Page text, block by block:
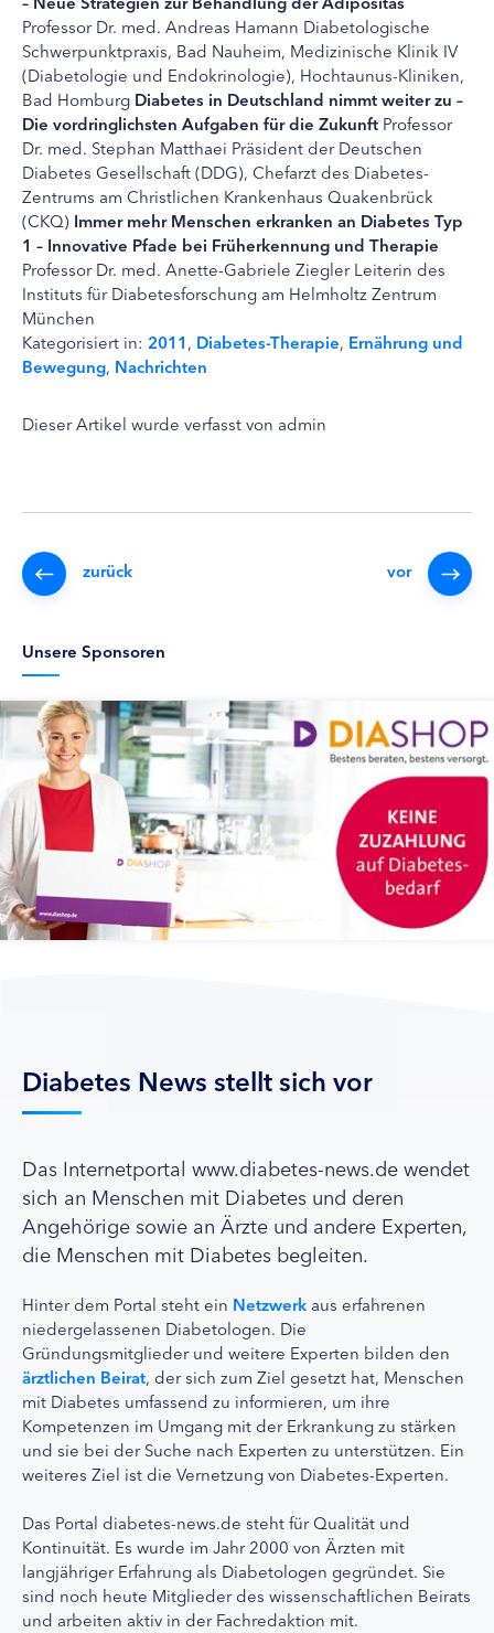
Professor Dr. med. Andreas Hamann Diabetologische
Schwerpunktpraxis, Bad Nauheim, Medizinische Klinik IV
(Diabetologie und Endokrinologie), Hochtaunus-Kliniken,
Bad Homburg Diabetes in Deutschland nimmt weiter zu –
Die vordringlichsten Aufgaben für die Zukunft Professor
Dr. med. Stephan Matthaei Präsident der Deutschen
Diabetes Gesellschaft (DDG), Chefarzt des Diabetes-
Zentrums am Christlichen Krankenhaus Quakenbrück
(CKQ) Immer mehr Menschen erkranken an Diabetes Typ
1 – Innovative Pfade bei Früherkennung und Therapie
Professor Dr. med. Anette-Gabriele Ziegler Leiterin des
Instituts für Diabetesforschung am Helmholtz Zentrum
München
Kategorisiert in: 2011, Diabetes-Therapie, Ernährung und
Bewegung, Nachrichten
Dieser Artikel wurde verfasst von admin
zurück vor
Unsere Sponsoren
Diabetes News stellt sich vor
Das Internetportal www.diabetes-news.de wendet
sich an Menschen mit Diabetes und deren
Angehörige sowie an Ärzte und andere Experten,
die Menschen mit Diabetes begleiten.
Hinter dem Portal steht ein Netzwerk aus erfahrenen
niedergelassenen Diabetologen. Die
Gründungsmitglieder und weitere Experten bilden den
ärztlichen Beirat, der sich zum Ziel gesetzt hat, Menschen
mit Diabetes umfassend zu informieren, um ihre
Kompetenzen im Umgang mit der Erkrankung zu stärken
und sie bei der Suche nach Experten zu unterstützen. Ein
weiteres Ziel ist die Vernetzung von Diabetes-Experten.
Das Portal diabetes-news.de steht für Qualität und
Kontinuität. Es wurde im Jahr 2000 von Ärzten mit
langjähriger Erfahrung als Diabetologen gegründet. Sie
sind noch heute Mitglieder des wissenschaftlichen Beirats
und arbeiten aktiv in der Fachredaktion mit.